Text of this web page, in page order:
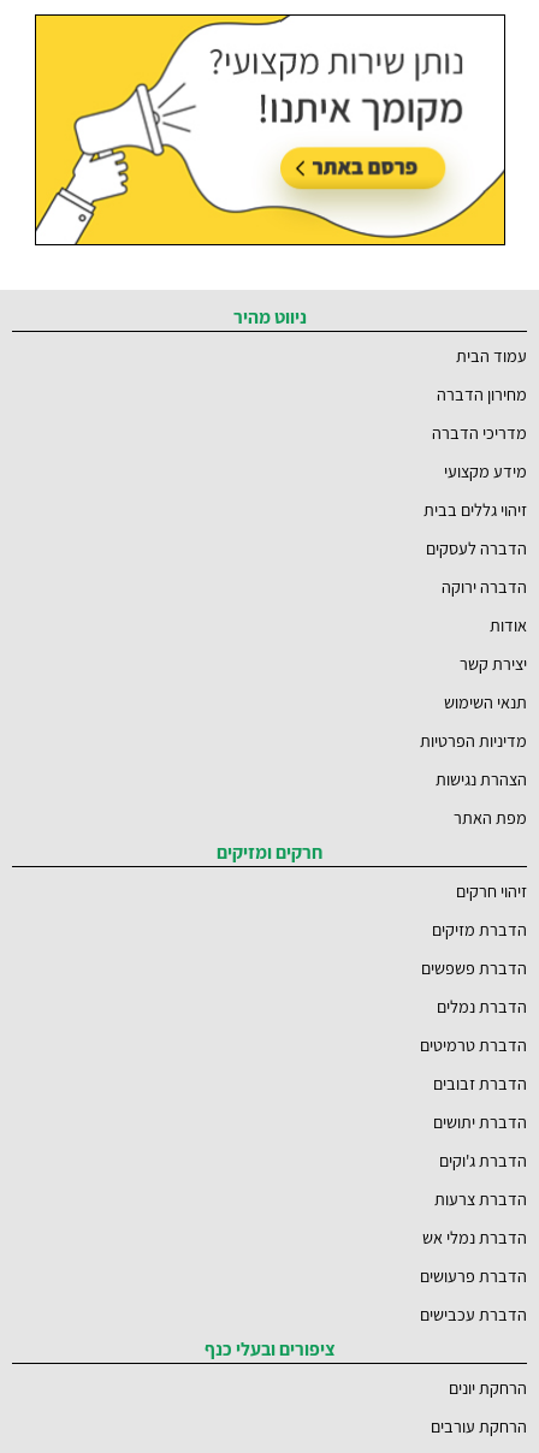
ברמת השרון והסביבה
עודכן בתאריך:21/07/2026, בשעה 12:58
ניווט מהיר
עמוד הבית
מחירון הדברה
מדריכי הדברה
מידע מקצועי
זיהוי גללים בבית
הדברה לעסקים
הדברה ירוקה
אודות
יצירת קשר
תנאי השימוש
מדיניות הפרטיות
הצהרת נגישות
מפת האתר
חרקים ומזיקים
זיהוי חרקים
הדברת מזיקים
הדברת פשפשים
הדברת נמלים
הדברת טרמיטים
הדברת זבובים
הדברת יתושים
הדברת ג'וקים
הדברת צרעות
הדברת נמלי אש
הדברת פרעושים
הדברת עכבישים
ציפורים ובעלי כנף
הרחקת יונים
הרחקת עורבים